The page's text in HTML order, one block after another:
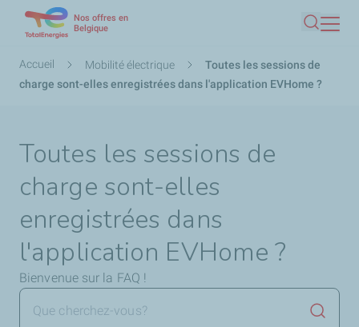
contenu
principal
Nos offres en
Belgique
Fil
d'Ariane
Accueil Mobilité électrique
Toutes les sessions de
charge sont-elles enregistrées dans l'application EVHome ?
Toutes les sessions de
charge sont-elles
enregistrées dans
l'application EVHome ?
Bienvenue sur la FAQ !